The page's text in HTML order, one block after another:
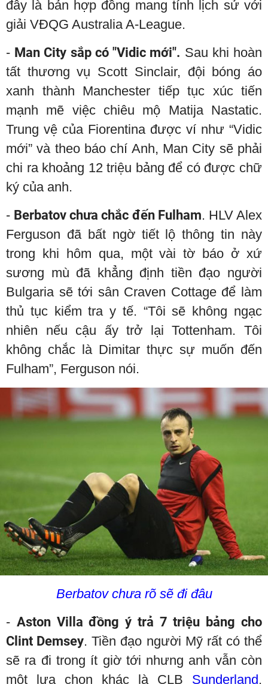
đây là bản hợp đồng mang tính lịch sử với
giải VĐQG Australia A-League.
- Man City sắp có "Vidic mới". Sau khi hoàn
tất thương vụ Scott Sinclair, đội bóng áo
xanh thành Manchester tiếp tục xúc tiến
mạnh mẽ việc chiêu mộ Matija Nastatic.
Trung vệ của Fiorentina được ví như “Vidic
mới” và theo báo chí Anh, Man City sẽ phải
chi ra khoảng 12 triệu bảng để có được chữ
ký của anh.
- Berbatov chưa chắc đến Fulham. HLV Alex
Ferguson đã bất ngờ tiết lộ thông tin này
trong khi hôm qua, một vài tờ báo ở xứ
sương mù đã khẳng định tiền đạo người
Bulgaria sẽ tới sân Craven Cottage để làm
thủ tục kiểm tra y tế. “Tôi sẽ không ngạc
nhiên nếu cậu ấy trở lại Tottenham. Tôi
không chắc là Dimitar thực sự muốn đến
Fulham”, Ferguson nói.
Berbatov chưa rõ sẽ đi đâu
- Aston Villa đồng ý trả 7 triệu bảng cho
Clint Demsey. Tiền đạo người Mỹ rất có thể
sẽ ra đi trong ít giờ tới nhưng anh vẫn còn
một lựa chọn khác là CLB Sunderland.